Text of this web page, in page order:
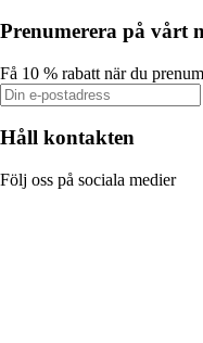
Prenumerera på vårt
Få 10 % rabatt när du
Håll kontakten
Följ oss på sociala medier